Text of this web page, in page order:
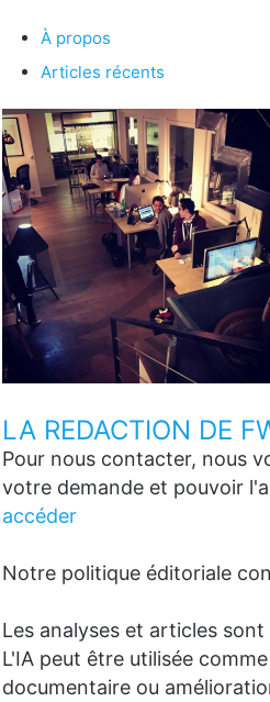
À propos
Articles récents
LA REDACTION DE
Pour nous contacter, nous
votre demande et pouvoir
accéder
Notre politique éditoriale
Les analyses et articles
L'IA peut être utilisée
documentaire ou